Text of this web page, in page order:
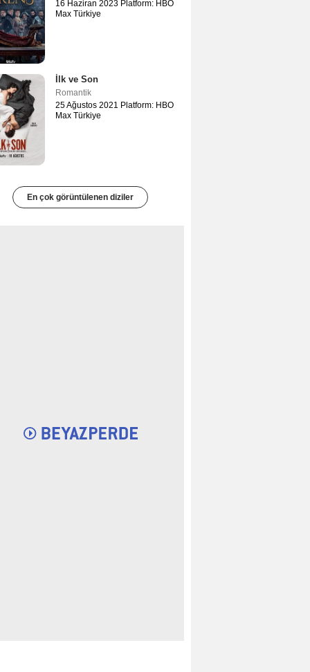
16 Haziran 2023 Platform: HBO
Max Türkiye
İlk ve Son
Romantik
25 Ağustos 2021 Platform: HBO
Max Türkiye
En çok görüntülenen diziler